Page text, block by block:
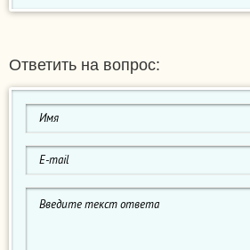
Ответить на вопрос: